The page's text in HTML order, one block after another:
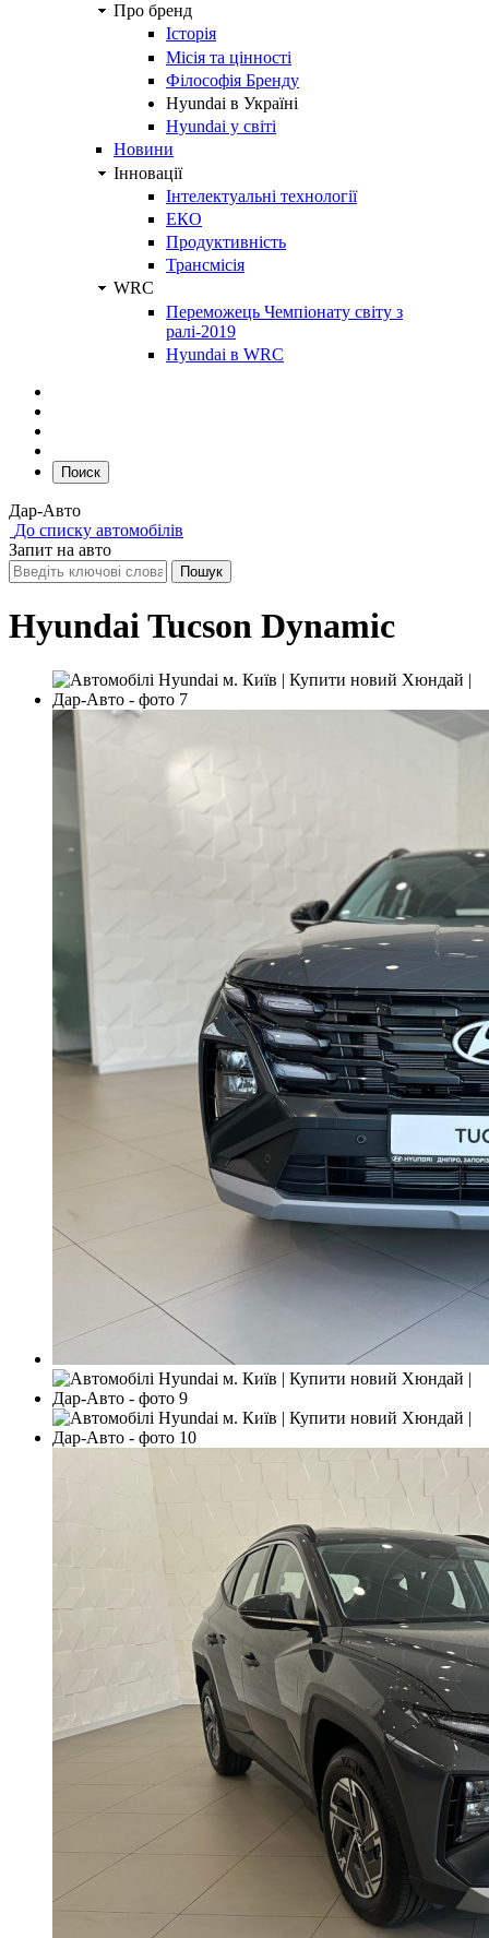
Про бренд
Історія
Місія та цінності
Філософія Бренду
Hyundai в Україні
Hyundai у світі
Новини
Інновації
Інтелектуальні технології
ЕКО
Продуктивність
Трансмісія
WRC
Переможець Чемпіонату світу з
ралі-2019
Hyundai в WRC
Поиск
Дар-Авто
До списку автомобілів
Запит на авто
Hyundai Tucson Dynamic